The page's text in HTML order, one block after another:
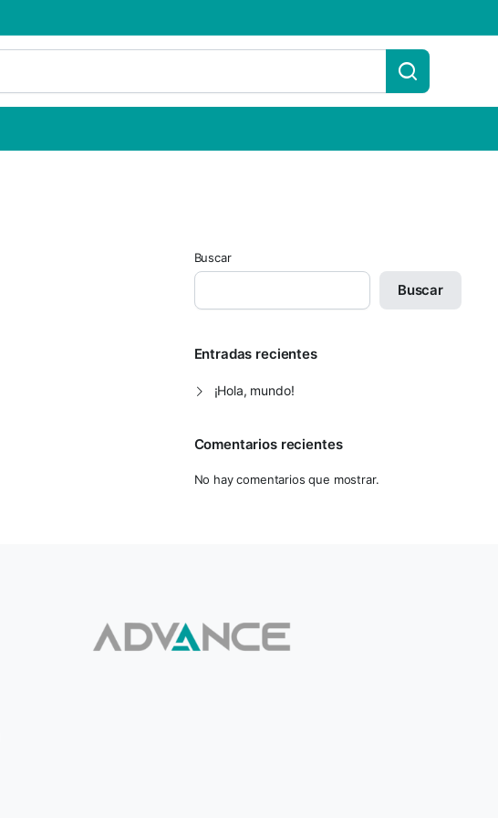
Buscar
Buscar
Entradas recientes
¡Hola, mundo!
Comentarios recientes
No hay comentarios que mostrar.